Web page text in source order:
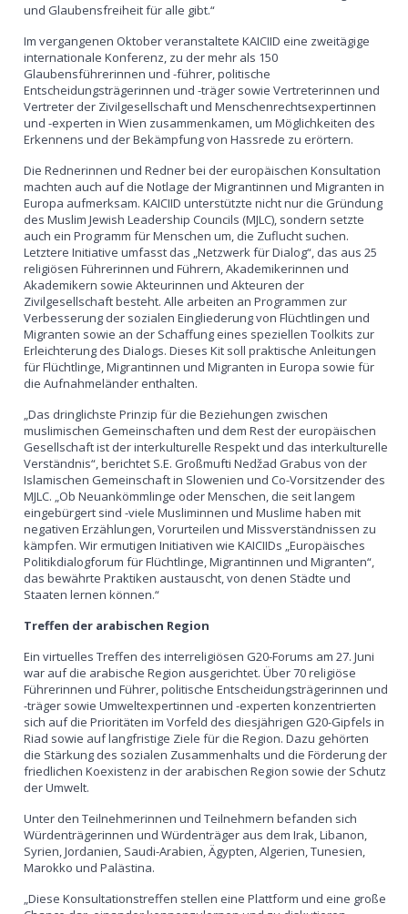
und Glaubensfreiheit für alle gibt.“
Im vergangenen Oktober veranstaltete KAICIID eine zweitägige
internationale Konferenz, zu der mehr als 150
Glaubensführerinnen und -führer, politische
Entscheidungsträgerinnen und -träger sowie Vertreterinnen und
Vertreter der Zivilgesellschaft und Menschenrechtsexpertinnen
und -experten in Wien zusammenkamen, um Möglichkeiten des
Erkennens und der Bekämpfung von Hassrede zu erörtern.
Die Rednerinnen und Redner bei der europäischen Konsultation
machten auch auf die Notlage der Migrantinnen und Migranten in
Europa aufmerksam. KAICIID unterstützte nicht nur die Gründung
des Muslim Jewish Leadership Councils (MJLC), sondern setzte
auch ein Programm für Menschen um, die Zuflucht suchen.
Letztere Initiative umfasst das „Netzwerk für Dialog“, das aus 25
religiösen Führerinnen und Führern, Akademikerinnen und
Akademikern sowie Akteurinnen und Akteuren der
Zivilgesellschaft besteht. Alle arbeiten an Programmen zur
Verbesserung der sozialen Eingliederung von Flüchtlingen und
Migranten sowie an der Schaffung eines speziellen Toolkits zur
Erleichterung des Dialogs. Dieses Kit soll praktische Anleitungen
für Flüchtlinge, Migrantinnen und Migranten in Europa sowie für
die Aufnahmeländer enthalten.
„Das dringlichste Prinzip für die Beziehungen zwischen
muslimischen Gemeinschaften und dem Rest der europäischen
Gesellschaft ist der interkulturelle Respekt und das interkulturelle
Verständnis“, berichtet S.E. Großmufti Nedžad Grabus von der
Islamischen Gemeinschaft in Slowenien und Co-Vorsitzender des
MJLC. „Ob Neuankömmlinge oder Menschen, die seit langem
eingebürgert sind -viele Musliminnen und Muslime haben mit
negativen Erzählungen, Vorurteilen und Missverständnissen zu
kämpfen. Wir ermutigen Initiativen wie KAICIIDs „Europäisches
Politikdialogforum für Flüchtlinge, Migrantinnen und Migranten“,
das bewährte Praktiken austauscht, von denen Städte und
Staaten lernen können.“
Treffen der arabischen Region
Ein virtuelles Treffen des interreligiösen G20-Forums am 27. Juni
war auf die arabische Region ausgerichtet. Über 70 religiöse
Führerinnen und Führer, politische Entscheidungsträgerinnen und
-träger sowie Umweltexpertinnen und -experten konzentrierten
sich auf die Prioritäten im Vorfeld des diesjährigen G20-Gipfels in
Riad sowie auf langfristige Ziele für die Region. Dazu gehörten
die Stärkung des sozialen Zusammenhalts und die Förderung der
friedlichen Koexistenz in der arabischen Region sowie der Schutz
der Umwelt.
Unter den Teilnehmerinnen und Teilnehmern befanden sich
Würdenträgerinnen und Würdenträger aus dem Irak, Libanon,
Syrien, Jordanien, Saudi-Arabien, Ägypten, Algerien, Tunesien,
Marokko und Palästina.
„Diese Konsultationstreffen stellen eine Plattform und eine große